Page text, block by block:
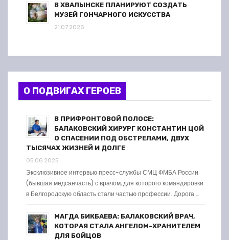
В ХВАЛЫНСКЕ ПЛАНИРУЮТ СОЗДАТЬ
МУЗЕЙ ГОНЧАРНОГО ИСКУССТВА
21.07.2026
О ПОДВИГАХ ГЕРОЕВ
В ПРИФРОНТОВОЙ ПОЛОСЕ:
БАЛАКОВСКИЙ ХИРУРГ КОНСТАНТИН ЦОЙ
О СПАСЕНИИ ПОД ОБСТРЕЛАМИ, ДВУХ
ТЫСЯЧАХ ЖИЗНЕЙ И ДОЛГЕ
05.06.2025
Эксклюзивное интервью пресс-службы СМЦ ФМБА России
(бывшая медсанчасть) с врачом, для которого командировки
в Белгородскую область стали частью профессии. Дорога …
МАГДА БИКБАЕВА: БАЛАКОВСКИЙ ВРАЧ,
КОТОРАЯ СТАЛА АНГЕЛОМ-ХРАНИТЕЛЕМ
ДЛЯ БОЙЦОВ